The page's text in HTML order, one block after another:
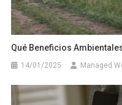
Qué Beneficios
14/01/2025 Managed